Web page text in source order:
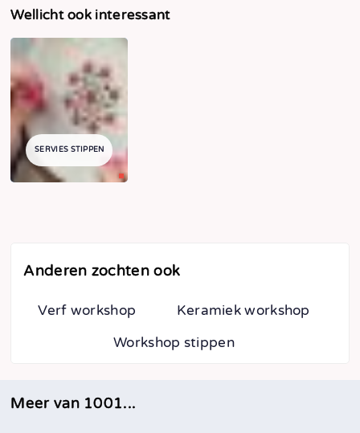
Anderen zochten ook
Verf workshop
Keramiek workshop
Workshop stippen
Wellicht ook interessant
SERVIES STIPPEN
Meer van 1001...